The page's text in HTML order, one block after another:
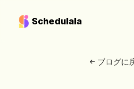
Schedulala
ブログに